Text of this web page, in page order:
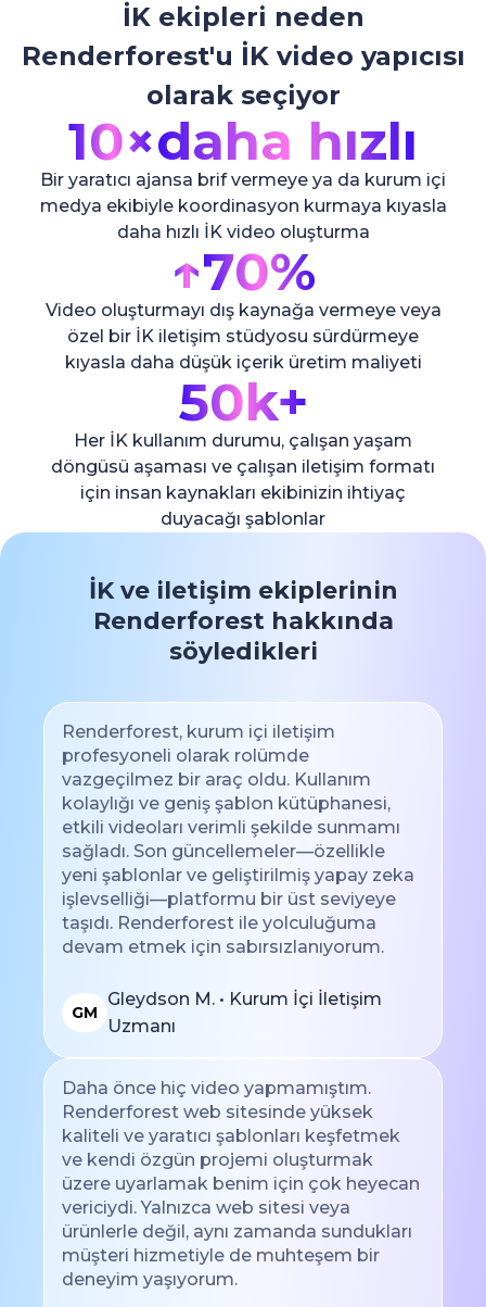
İK ekipleri neden
Renderforest'u İK video yapıcısı
olarak seçiyor
10×daha hızlı
Bir yaratıcı ajansa brif vermeye ya da kurum içi
medya ekibiyle koordinasyon kurmaya kıyasla
daha hızlı İK video oluşturma
↑70%
Video oluşturmayı dış kaynağa vermeye veya
özel bir İK iletişim stüdyosu sürdürmeye
kıyasla daha düşük içerik üretim maliyeti
50k+
Her İK kullanım durumu, çalışan yaşam
döngüsü aşaması ve çalışan iletişim formatı
için insan kaynakları ekibinizin ihtiyaç
duyacağı şablonlar
İK ve iletişim ekiplerinin
Renderforest hakkında
söyledikleri
Renderforest, kurum içi iletişim
profesyoneli olarak rolümde
vazgeçilmez bir araç oldu. Kullanım
kolaylığı ve geniş şablon kütüphanesi,
etkili videoları verimli şekilde sunmamı
sağladı. Son güncellemeler—özellikle
yeni şablonlar ve geliştirilmiş yapay zeka
işlevselliği—platformu bir üst seviyeye
taşıdı. Renderforest ile yolculuğuma
devam etmek için sabırsızlanıyorum.
GM
Gleydson M. • Kurum İçi İletişim
Uzmanı
Daha önce hiç video yapmamıştım.
Renderforest web sitesinde yüksek
kaliteli ve yaratıcı şablonları keşfetmek
ve kendi özgün projemi oluşturmak
üzere uyarlamak benim için çok heyecan
vericiydi. Yalnızca web sitesi veya
ürünlerle değil, aynı zamanda sundukları
müşteri hizmetiyle de muhteşem bir
deneyim yaşıyorum.